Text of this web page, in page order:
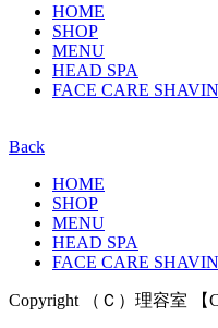
HOME
SHOP
MENU
HEAD SPA
FACE CARE
Back
HOME
SHOP
MENU
HEAD SPA
FACE CARE
Copyright （Ｃ）理容室 【